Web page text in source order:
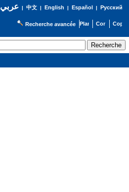
عربي| 中文| English | Español | Русский
Recherche avancée